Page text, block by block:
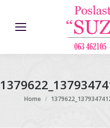
You are here:
Home